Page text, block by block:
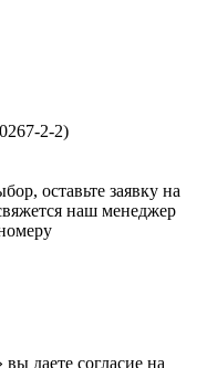
2-2)
оставьте заявку на
наш менеджер
даете согласие на